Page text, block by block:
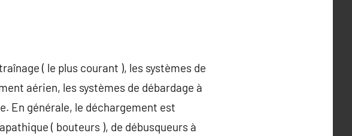
( le plus courant ), les systèmes de
aérien, les systèmes de débardage à
En générale, le déchargement est
( bouteurs ), de débusqueurs à